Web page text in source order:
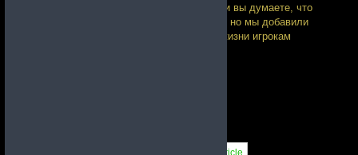
является бесполезной как раньше. Если вы думаете, что
мы сильно все понерфили… Возможно, но мы добавили
также много предметов на упрощение жизни игрокам